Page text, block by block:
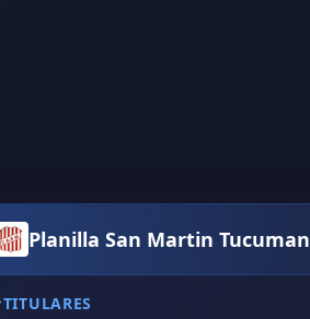
Planilla San Martin Tucuman
TITULARES